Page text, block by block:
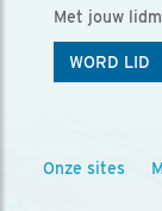
Met jouw
WORD LID
Onze sites